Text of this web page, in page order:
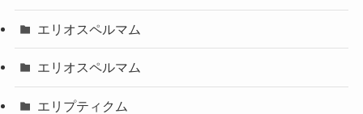
エリオスペルマム
エリオスペルマム
エリプティクム